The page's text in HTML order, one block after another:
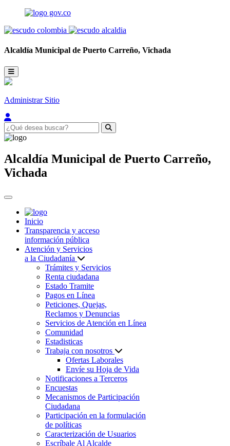
Alcaldía Municipal de Puerto Carreño, Vichada
Administrar Sitio
Alcaldía Municipal de Puerto Carreño,
Vichada
Inicio
Transparencia y acceso
información pública
Atención y Servicios
a la Ciudadanía
Trámites y Servicios
Renta ciudadana
Estado Tramite
Pagos en Línea
Peticiones, Quejas,
Reclamos y Denuncias
Servicios de Atención en Línea
Comunidad
Estadisticas
Trabaja con nosotros
Ofertas Laborales
Envíe su Hoja de Vida
Notificaciones a Terceros
Encuestas
Mecanismos de Participación
Ciudadana
Participación en la formulación
de políticas
Caracterización de Usuarios
Escríbale Al Alcalde